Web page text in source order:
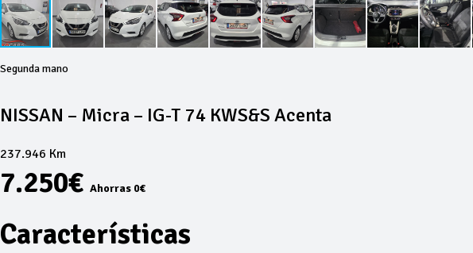
Segunda mano
NISSAN – Micra – IG-T 74 KWS&S Acenta
237.946 Km
7.250€ Ahorras 0€
Características